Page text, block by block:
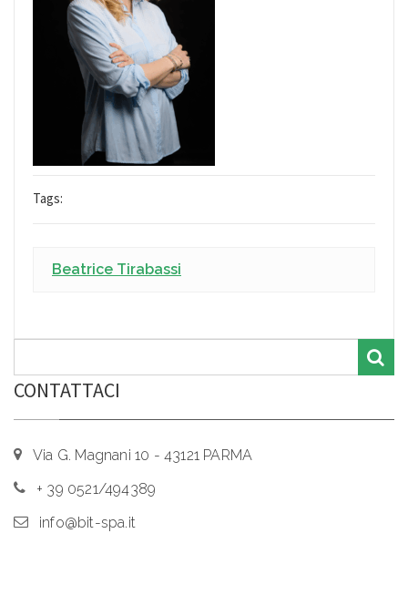
Tags:
Beatrice Tirabassi
CONTATTACI
Via G. Magnani 10 - 43121 PARMA
+ 39 0521/494389
info@bit-spa.it